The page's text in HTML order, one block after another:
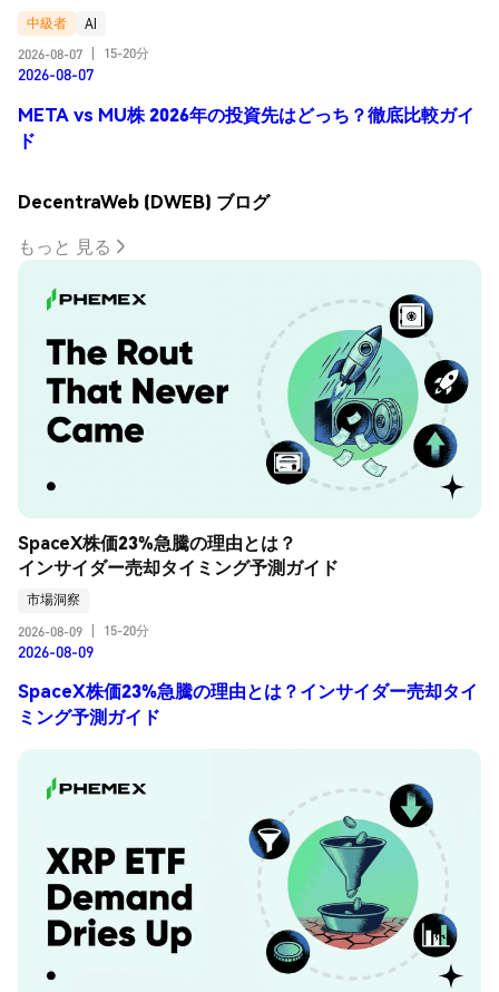
中級者
AI
2026-08-07
15-20分
2026-08-07
META vs MU株 2026年の投資先はどっち？徹底比較ガイ
ド
DecentraWeb (DWEB) ブログ
もっと 見る
SpaceX株価23%急騰の理由とは？
インサイダー売却タイミング予測ガイド
市場洞察
2026-08-09
15-20分
2026-08-09
SpaceX株価23%急騰の理由とは？インサイダー売却タイ
ミング予測ガイド